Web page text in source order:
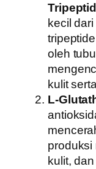
kecil
oleh
kulit
L-
produksi
kulit,